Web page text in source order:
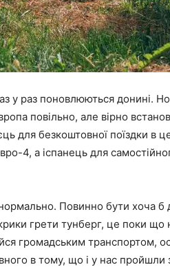
у раз поновлюються донині.
повільно, але вірно
для безкоштовної поїздки в
4, а іспанець для
Повинно бути хоча б
грети тунберг, це поки що
громадським транспортом,
в тому, що і у нас пройшли